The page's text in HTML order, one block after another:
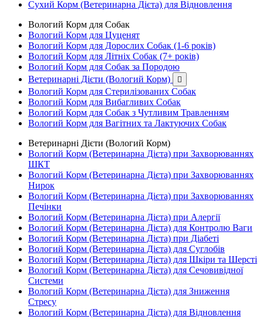
Сухий Корм (Ветеринарна Дієта) для Відновлення
Вологий Корм для Собак
Вологий Корм для Цуценят
Вологий Корм для Дорослих Собак (1-6 років)
Вологий Корм для Літніх Собак (7+ років)
Вологий Корм для Собак за Породою
Ветеринарні Дієти (Вологий Корм)

Вологий Корм для Стерилізованих Собак
Вологий Корм для Вибагливих Собак
Вологий Корм для Собак з Чутливим Травленням
Вологий Корм для Вагітних та Лактуючих Собак
Ветеринарні Дієти (Вологий Корм)
Вологий Корм (Ветеринарна Дієта) при Захворюваннях
ШКТ
Вологий Корм (Ветеринарна Дієта) при Захворюваннях
Нирок
Вологий Корм (Ветеринарна Дієта) при Захворюваннях
Печінки
Вологий Корм (Ветеринарна Дієта) при Алергії
Вологий Корм (Ветеринарна Дієта) для Контролю Ваги
Вологий Корм (Ветеринарна Дієта) при Діабеті
Вологий Корм (Ветеринарна Дієта) для Суглобів
Вологий Корм (Ветеринарна Дієта) для Шкіри та Шерсті
Вологий Корм (Ветеринарна Дієта) для Сечовивідної
Системи
Вологий Корм (Ветеринарна Дієта) для Зниження
Стресу
Вологий Корм (Ветеринарна Дієта) для Відновлення